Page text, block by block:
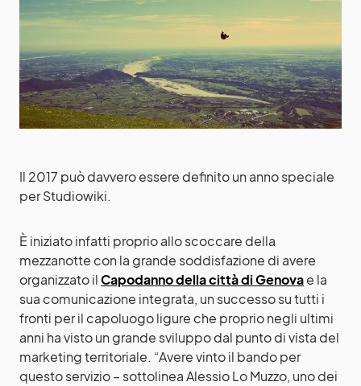
Il 2017 può davvero essere definito un anno speciale
per Studiowiki.
È iniziato infatti proprio allo scoccare della
mezzanotte con la grande soddisfazione di avere
organizzato ilCapodanno della città di Genovae la
sua comunicazione integrata, un successo su tutti i
fronti per il capoluogo ligure che proprio negli ultimi
anni ha visto un grande sviluppo dal punto di vista del
marketing territoriale. “Avere vinto il bando per
questo servizio – sottolinea Alessio Lo Muzzo, uno dei